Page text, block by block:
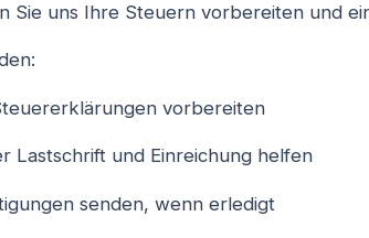
Sie uns Ihre Steuern vorbereiten und
vorbereiten
Lastschrift und Einreichung helfen
senden, wenn erledigt